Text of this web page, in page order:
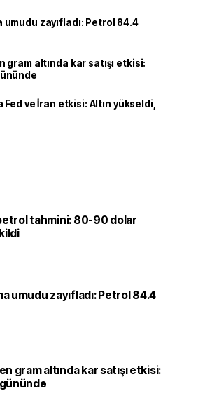
umudu zayıfladı: Petrol 84.4
gram altında kar satışı etkisi:
Fed ve İran etkisi: Altın yükseldi,
tahmini: 80-90 dolar
umudu zayıfladı: Petrol 84.4
gram altında kar satışı etkisi: